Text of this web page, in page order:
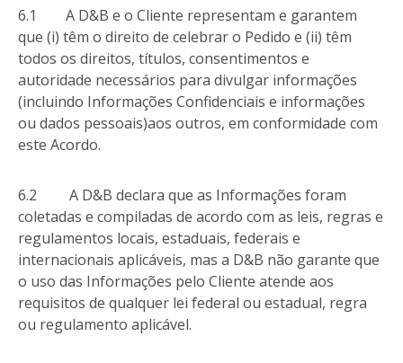
6.1 A D&B e o Cliente representam e garantem
que (i) têm o direito de celebrar o Pedido e (ii) têm
todos os direitos, títulos, consentimentos e
autoridade necessários para divulgar informações
(incluindo Informações Confidenciais e informações
ou dados pessoais)aos outros, em conformidade com
este Acordo.
6.2
A D&B declara que as Informações foram
coletadas e compiladas de acordo com as leis, regras e
regulamentos locais, estaduais, federais e
internacionais aplicáveis, mas a D&B não garante que
o uso das Informações pelo Cliente atende aos
requisitos de qualquer lei federal ou estadual, regra
ou regulamento aplicável.